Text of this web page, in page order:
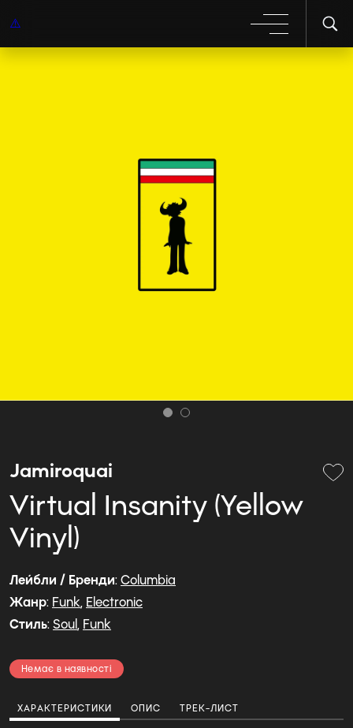
Jamiroquai
Virtual Insanity (Yellow
Vinyl)
Лейбли / Бренди: Columbia
Жанр: Funk, Electronic
Стиль: Soul, Funk
Немає в наявності
ХАРАКТЕРИСТИКИ ОПИС ТРЕК-ЛИСТ